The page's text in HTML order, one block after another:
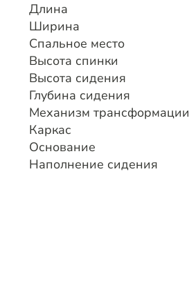
Длина
Ширина
Спальное место
Высота спинки
Высота сидения
Глубина сидения
Механизм трансформации
Каркас
Основание
Наполнение сидения